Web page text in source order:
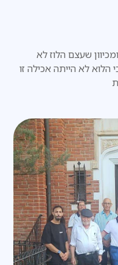
שעצם הלוז לא
לא הייתה אכילה זו